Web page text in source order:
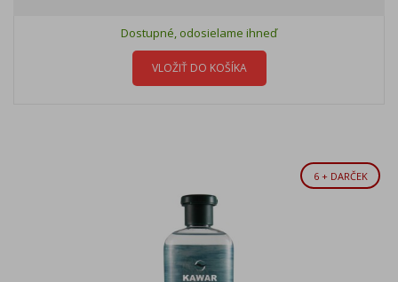
Dostupné, odosielame ihneď
VLOŽIŤ DO KOŠÍKA
6 + DARČEK